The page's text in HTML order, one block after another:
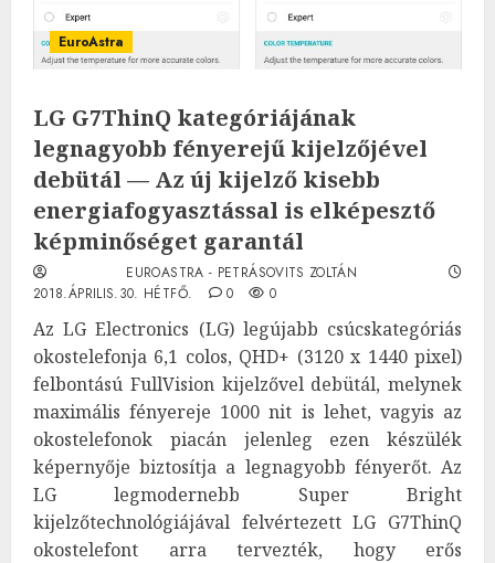
EuroAstra
LG G7ThinQ kategóriájának
legnagyobb fényerejű kijelzőjével
debütál — Az új kijelző kisebb
energiafogyasztással is elképesztő
képminőséget garantál
EUROASTRA - PETRÁSOVITS ZOLTÁN
2018.ÁPRILIS.30. HÉTFŐ.
0 0
Az LG Electronics (LG) legújabb csúcskategóriás
okostelefonja 6,1 colos, QHD+ (3120 x 1440 pixel)
felbontású FullVision kijelzővel debütál, melynek
maximális fényereje 1000 nit is lehet, vagyis az
okostelefonok piacán jelenleg ezen készülék
képernyője biztosítja a legnagyobb fényerőt. Az
LG legmodernebb Super Bright
kijelzőtechnológiájával felvértezett LG G7ThinQ
okostelefont arra tervezték, hogy erős